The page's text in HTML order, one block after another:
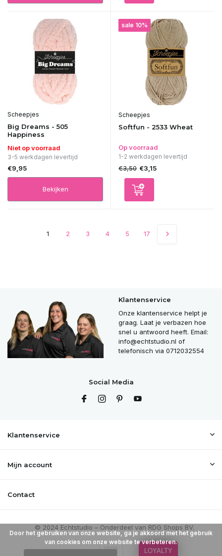
Scheepjes
Big Dreams - 505
Happiness
Niet op voorraad
3-5 werkdagen levertijd
€9,95
Bekijken
sale 10%
Scheepjes
Softfun - 2533 Wheat
Op voorraad
1-2 werkdagen levertijd
€3,50 €3,15
1 2 3 4 5 17
Klantenservice
Onze klantenservice helpt je
graag. Laat je verbazen hoe
snel u antwoord heeft. Email:
info@echtstudio.nl of
telefonisch via 0712032554
Social Media
Klantenservice
Mijn account
Contact
Door het gebruiken van onze website, ga je akkoord met het gebruik
van cookies om onze website te verbeteren.
LOYALTY